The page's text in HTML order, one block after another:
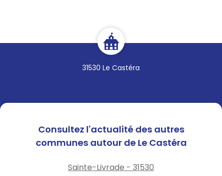
31530 Le Castéra
commissaires parmi les
par mail à contact@mairie-
ou par téléphone au
Consultez l'actualité des autres
communes autour de Le Castéra
Sainte-Livrade - 31530